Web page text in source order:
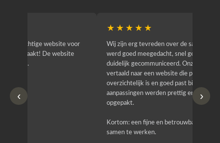
‹
Wij zijn erg tevreden over de samenwerking. Er
werd goed meegedacht, snel geschakeld en
duidelijk gecommuniceerd. Onze wensen zijn
vertaald naar een website die professioneel oogt,
overzichtelijk is en goed past bij wie wij zijn. Ook
aanpassingen werden prettig en zorgvuldig
Kortom: een fijne en betrouwbare partij om mee
›